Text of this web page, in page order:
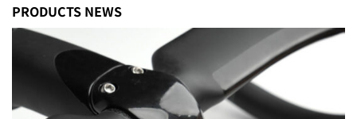
PRODUCTS NEWS